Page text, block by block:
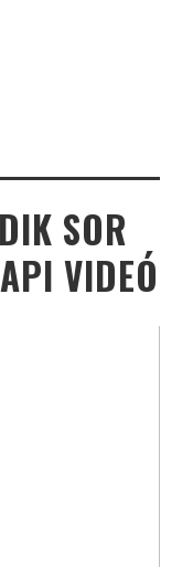
SOR
VIDEÓ